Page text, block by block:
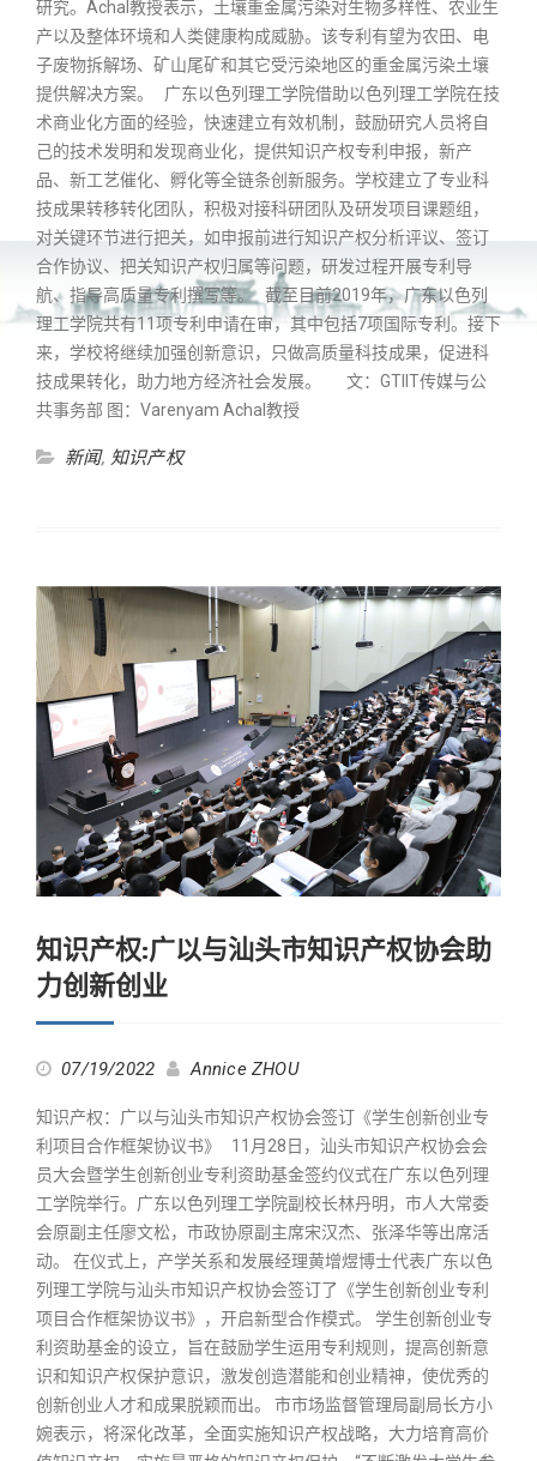
研究。Achal教授表示，土壤重金属污染对生物多样性、农业生
产以及整体环境和人类健康构成威胁。该专利有望为农田、电
子废物拆解场、矿山尾矿和其它受污染地区的重金属污染土壤
提供解决方案。 广东以色列理工学院借助以色列理工学院在技
术商业化方面的经验，快速建立有效机制，鼓励研究人员将自
己的技术发明和发现商业化，提供知识产权专利申报，新产
品、新工艺催化、孵化等全链条创新服务。学校建立了专业科
技成果转移转化团队，积极对接科研团队及研发项目课题组，
对关键环节进行把关，如申报前进行知识产权分析评议、签订
合作协议、把关知识产权归属等问题，研发过程开展专利导
航、指导高质量专利撰写等。 截至目前2019年，广东以色列
理工学院共有11项专利申请在审，其中包括7项国际专利。接下
来，学校将继续加强创新意识，只做高质量科技成果，促进科
技成果转化，助力地方经济社会发展。 文：GTIIT传媒与公
共事务部 图：Varenyam Achal教授
新闻, 知识产权
知识产权:广以与汕头市知识产权协会助
力创新创业
07/19/2022 Annice ZHOU
知识产权：广以与汕头市知识产权协会签订《学生创新创业专
利项目合作框架协议书》 11月28日，汕头市知识产权协会会
员大会暨学生创新创业专利资助基金签约仪式在广东以色列理
工学院举行。广东以色列理工学院副校长林丹明，市人大常委
会原副主任廖文松，市政协原副主席宋汉杰、张泽华等出席活
动。 在仪式上，产学关系和发展经理黄增煜博士代表广东以色
列理工学院与汕头市知识产权协会签订了《学生创新创业专利
项目合作框架协议书》，开启新型合作模式。 学生创新创业专
利资助基金的设立，旨在鼓励学生运用专利规则，提高创新意
识和知识产权保护意识，激发创造潜能和创业精神，使优秀的
创新创业人才和成果脱颖而出。 市市场监督管理局副局长方小
婉表示，将深化改革，全面实施知识产权战略，大力培育高价